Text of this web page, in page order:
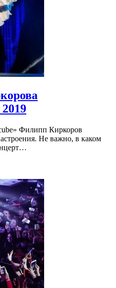
Филипп Киркоров
Не важно, в каком